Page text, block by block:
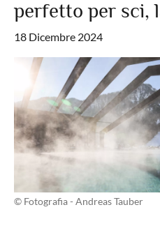
perfetto per sci,
18 Dicembre 2024
© Fotografia - Andreas Tauber